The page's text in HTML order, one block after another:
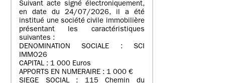
Suivant acte signé électroniquement,
en date du 24/07/2026, il a été
institué une société civile immobilière
présentant les caractéristiques
suivantes :
DENOMINATION SOCIALE : SCI
IMMO26
CAPITAL : 1 000 Euros
APPORTS EN NUMERAIRE : 1 000 €
SIEGE SOCIAL : 115 Chemin du